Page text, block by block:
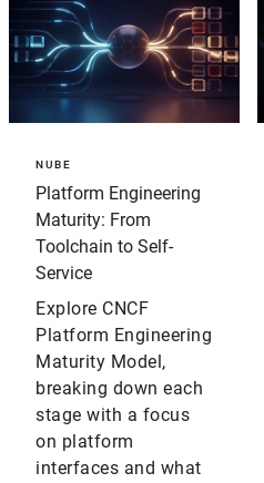
NUBE
Platform Engineering
Maturity: From
Toolchain to Self-
Service
Explore CNCF
Platform Engineering
Maturity Model,
breaking down each
stage with a focus
on platform
interfaces and what